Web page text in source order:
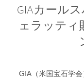
GIAカール
ェラッティ
GIA（米国宝石学